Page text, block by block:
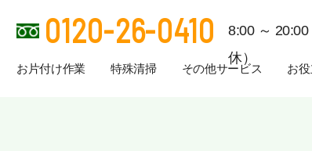
0120-26-0410
8:00～
休）
お片付け作業 特殊清掃 その他サービス お